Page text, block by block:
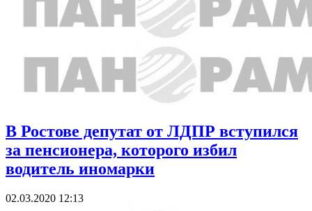
В Ростове депутат от ЛДПР вступился
за пенсионера, которого избил
водитель иномарки
02.03.2020 12:13